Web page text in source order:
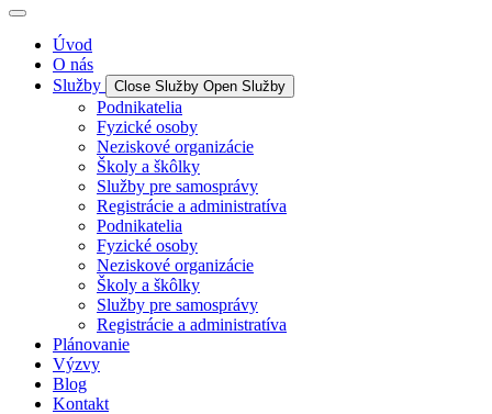
Úvod
O nás
Služby
Close Služby Open Služby
Podnikatelia
Fyzické osoby
Neziskové organizácie
Školy a škôlky
Služby pre samosprávy
Registrácie a administratíva
Podnikatelia
Fyzické osoby
Neziskové organizácie
Školy a škôlky
Služby pre samosprávy
Registrácie a administratíva
Plánovanie
Výzvy
Blog
Kontakt